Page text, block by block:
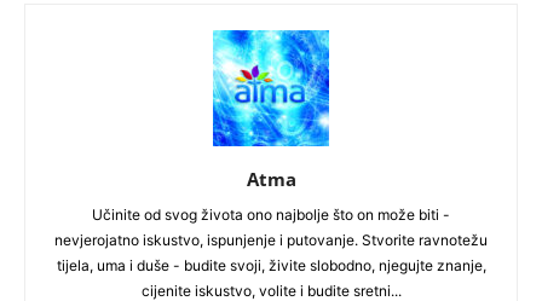
Atma
Učinite od svog života ono najbolje što on može biti -
nevjerojatno iskustvo, ispunjenje i putovanje. Stvorite ravnotežu
tijela, uma i duše - budite svoji, živite slobodno, njegujte znanje,
cijenite iskustvo, volite i budite sretni...